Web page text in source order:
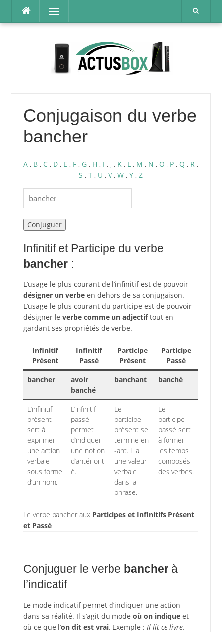
contenu
Menu
Conjugaison du verbe
bancher
A , B , C , D , E , F , G , H , I , J , K , L , M , N , O , P , Q , R ,
S , T , U , V, W , Y , Z
Infinitif et Participe du verbe
bancher:
L’usage le plus courant de l’infinitif est de pouvoir
désigner un verbeen dehors de sa conjugaison.
L’usage le plus courant du participe est de pouvoir
désigner le verbe comme un adjectiftout en
gardant ses propriétés de verbe.
Infinitif
Présent
Infinitif
Passé
Participe
Présent
Participe
Passé
bancher
avoir
banché
banchant banché
L’infinitif
présent
sert à
exprimer
une action
verbale
sous forme
d’un nom.
L’infinitif
passé
permet
d’indiquer
une notion
d’antériorit
é.
Le
participe
présent se
termine en
-ant. Il a
une valeur
verbale
dans la
phrase.
Le
participe
passé sert
à former
les temps
composés
des verbes.
Le verbe bancher aux Participes et Infinitifs Présent
et Passé
Conjuguer le verbe bancherà
l’indicatif
Le mode indicatif permet d’indiquer une action
dans sa réalité. Il s’agit du mode où on indiqueet
où ce que l’on dit est vrai. Exemple : Il lit ce livre.